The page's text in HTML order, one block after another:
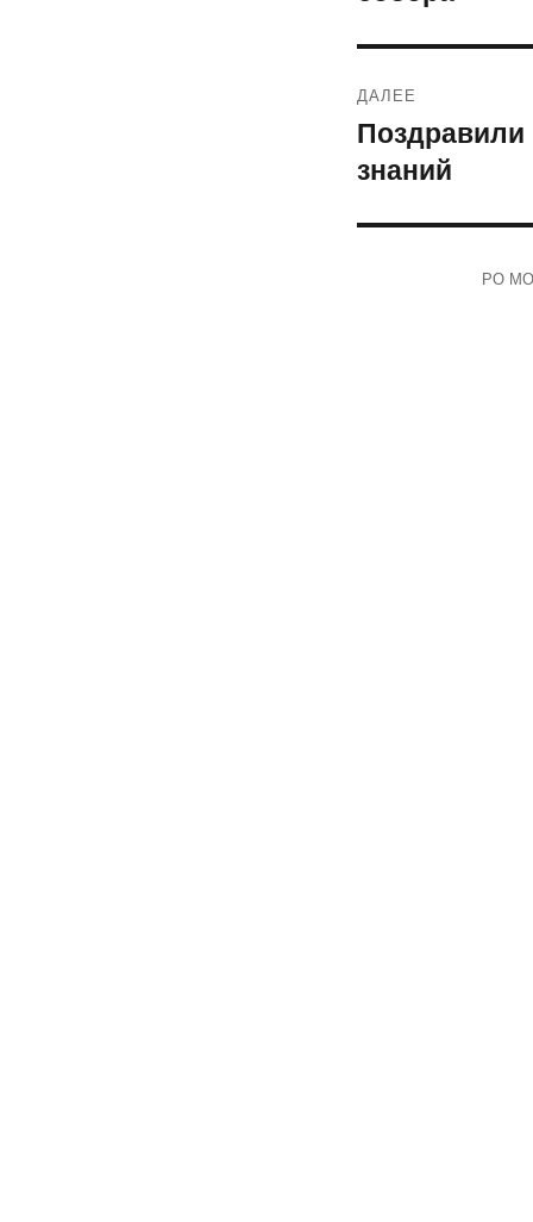
ДАЛЕЕ
Следующая
запись:
Поздравили
знаний
РО